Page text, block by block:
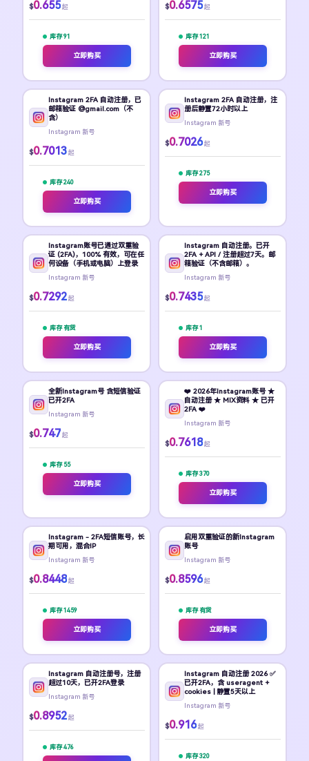
$0.655 起
库存 91
立即购买
$0.6575 起
库存 121
立即购买
Instagram 2FA 自动注册，已
邮箱验证 @gmail.com（不
含）
Instagram 新号
$0.7013 起
库存 240
立即购买
Instagram 2FA 自动注册，注
册后静置72小时以上
Instagram 新号
$0.7026 起
库存 275
立即购买
Instagram账号已通过双重验
证 (2FA)，100% 有效，可在任
何设备（手机或电脑）上登录
Instagram 新号
$0.7292 起
库存 有货
立即购买
Instagram 自动注册。已开
2FA + API / 注册超过7天。邮
箱验证（不含邮箱）。
Instagram 新号
$0.7435 起
库存 1
立即购买
全新Instagram号 含短信验证
已开2FA
Instagram 新号
$0.747 起
库存 55
立即购买
❤️ 2026年Instagram账号 ★
自动注册 ★ MIX资料 ★ 已开
2FA ❤️
Instagram 新号
$0.7618 起
库存 370
立即购买
Instagram - 2FA短信账号，长
期可用，混合IP
Instagram 新号
$0.8448 起
库存 1459
立即购买
启用双重验证的新Instagram
账号
Instagram 新号
$0.8596 起
库存 有货
立即购买
Instagram 自动注册号，注册
超过10天，已开2FA登录
Instagram 新号
$0.8952 起
库存 476
Instagram 自动注册 2026 ✅
已开2FA，含 useragent +
cookies | 静置5天以上
Instagram 新号
$0.916 起
库存 320